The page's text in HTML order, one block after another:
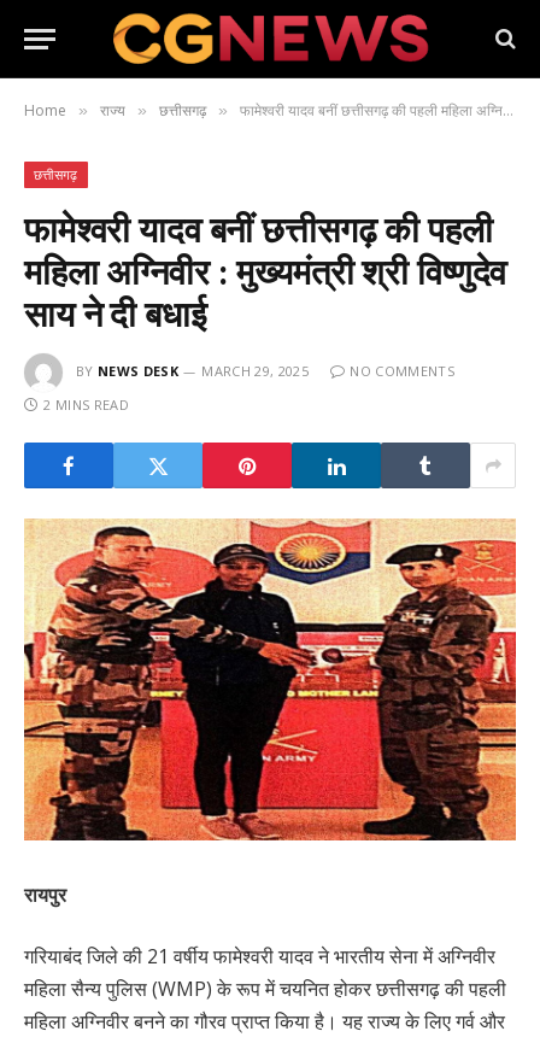
Home » राज्य » छत्तीसगढ़ » फामेश्वरी यादव बनीं छत्तीसगढ़ की पहली महिला अग्निवीर : मुख्यमंत्री श्री विष्णुदेव साय ने दी बधाई
छत्तीसगढ़
फामेश्वरी यादव बनीं छत्तीसगढ़ की पहली
महिला अग्निवीर : मुख्यमंत्री श्री विष्णुदेव
साय ने दी बधाई
BY NEWS DESK MARCH 29, 2025
NO COMMENTS
2 MINS READ
रायपुर
गरियाबंद जिले की 21 वर्षीय फामेश्वरी यादव ने भारतीय सेना में अग्निवीर
महिला सैन्य पुलिस (WMP) के रूप में चयनित होकर छत्तीसगढ़ की पहली
महिला अग्निवीर बनने का गौरव प्राप्त किया है। यह राज्य के लिए गर्व और